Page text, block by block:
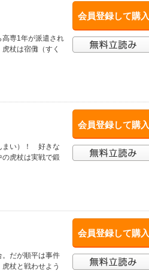
会員登録して購入
高専1年が派遣され
杖は宿儺（すく
会員登録して購入
まい）！ 好きな
虎杖は実戦で鍛
会員登録して購入
だが順平は事件
杖と戦わせよう